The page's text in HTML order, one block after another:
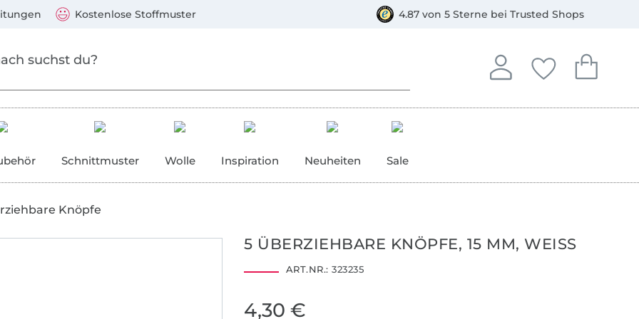
Kostenlose Stoffmuster 4.87 von 5 Sterne bei Trusted Shops
Anmelden
In deinem Konto
Deine
Du hast keine
Dein
Du hast
Schnittmuster Wolle Inspiration Neuheiten Sale
Knöpfe
5 ÜBERZIEHBARE KNÖPFE, 15 MM, WEISS
ART.NR.: 323235
4,30 €
Mastercard, PayPal, Giropay, Kauf auf Rechnung, Vorkasse